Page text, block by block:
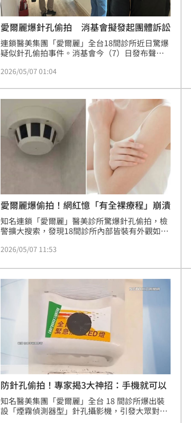
愛爾麗爆針孔偷拍 消基會擬發起團體訴訟
連鎖醫美集團「愛爾麗」全台18間診所近日驚爆
疑似針孔偷拍事件。消基會今（7）日發布聲明
醫療隱私管理失靈，目前全台已陸續出現退費、
6時，已受理15件相關消費爭議案件，若未來受
害者超過20人，將可依法評估團體訴訟可能性。
2026/05/07 01:04
愛爾麗爆偷拍！網紅憶「有全裸療程」崩潰
知名連鎖「愛爾麗」醫美診所驚爆針孔偷拍，檢
警擴大搜索，發現18間診所內部皆裝有外觀如同
對此，擁有4.4萬粉絲的電商小網紅就坦言，幾年
程」，如今回想起來相當崩潰。
2026/05/07 11:53
防針孔偷拍！專家揭3大神招：手機就可以
知名醫美集團「愛爾麗」全台 18 間診所爆出裝
設「煙霧偵測器型」針孔攝影機，引發大眾對於